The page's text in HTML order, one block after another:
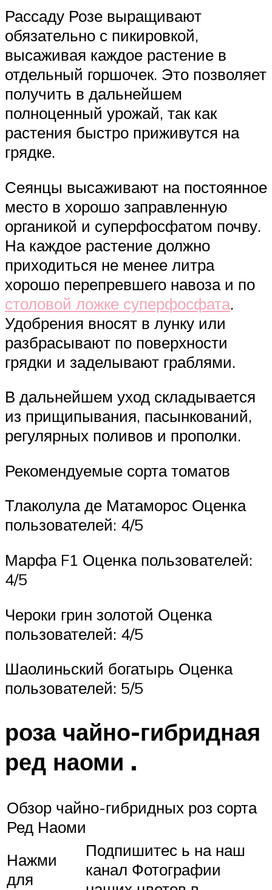
Рассаду Розе выращивают
обязательно с пикировкой,
высаживая каждое растение в
отдельный горшочек. Это позволяет
получить в дальнейшем
полноценный урожай, так как
растения быстро приживутся на
грядке.
Сеянцы высаживают на постоянное
место в хорошо заправленную
органикой и суперфосфатом почву.
На каждое растение должно
приходиться не менее литра
хорошо перепревшего навоза и по
столовой ложке суперфосфата.
Удобрения вносят в лунку или
разбрасывают по поверхности
грядки и заделывают граблями.
В дальнейшем уход складывается
из прищипывания, пасынкований,
регулярных поливов и прополки.
Рекомендуемые сорта томатов
Тлаколула де Матаморос Оценка
пользователей: 4/5
Марфа F1 Оценка пользователей:
4/5
Чероки грин золотой Оценка
пользователей: 4/5
Шаолиньский богатырь Оценка
пользователей: 5/5
роза чайно-гибридная
ред наоми .
Обзор чайно-гибридных роз сорта
Ред Наоми
Нажми
для
Подпишитес ь на наш
канал Фотографии